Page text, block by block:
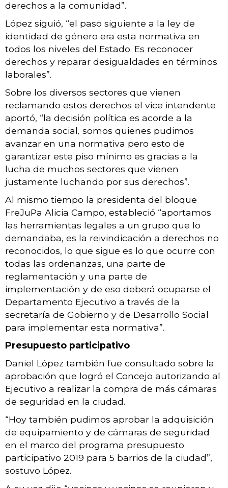
derechos a la comunidad”.
López siguió, “el paso siguiente a la ley de
identidad de género era esta normativa en
todos los niveles del Estado. Es reconocer
derechos y reparar desigualdades en términos
laborales”.
Sobre los diversos sectores que vienen
reclamando estos derechos el vice intendente
aportó, “la decisión política es acorde a la
demanda social, somos quienes pudimos
avanzar en una normativa pero esto de
garantizar este piso mínimo es gracias a la
lucha de muchos sectores que vienen
justamente luchando por sus derechos”.
Al mismo tiempo la presidenta del bloque
FreJuPa Alicia Campo, estableció “aportamos
las herramientas legales a un grupo que lo
demandaba, es la reivindicación a derechos no
reconocidos, lo que sigue es lo que ocurre con
todas las ordenanzas, una parte de
reglamentación y una parte de
implementación y de eso deberá ocuparse el
Departamento Ejecutivo a través de la
secretaría de Gobierno y de Desarrollo Social
para implementar esta normativa”.
Presupuesto participativo
Daniel López también fue consultado sobre la
aprobación que logró el Concejo autorizando al
Ejecutivo a realizar la compra de más cámaras
de seguridad en la ciudad.
“Hoy también pudimos aprobar la adquisición
de equipamiento y de cámaras de seguridad
en el marco del programa presupuesto
participativo 2019 para 5 barrios de la ciudad”,
sostuvo López.